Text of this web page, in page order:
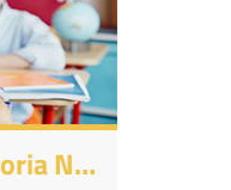
Documento Per Graduatoria Nidi